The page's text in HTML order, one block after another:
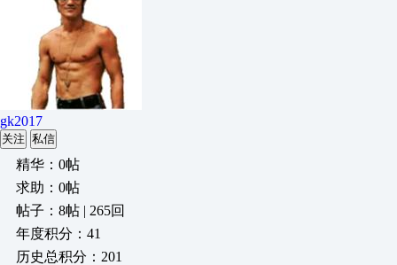
gk2017
关注 私信
精华：0帖
求助：0帖
帖子：8帖 | 265回
年度积分：41
历史总积分：201